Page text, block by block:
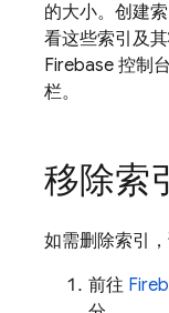
的大小。创建
看这些索引及
Firebase 控制
栏。
移除索引
如需删除索引
前往